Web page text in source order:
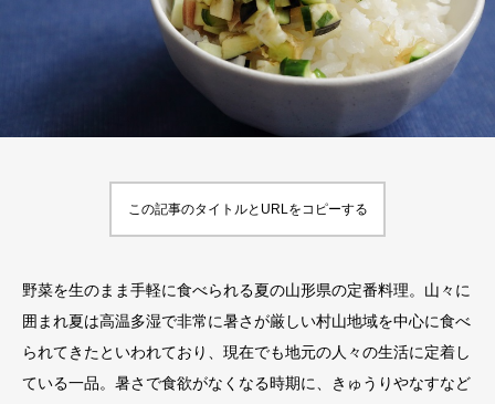
この記事のタイトルとURLをコピーする
野菜を生のまま手軽に食べられる夏の山形県の定番料理。山々に
囲まれ夏は高温多湿で非常に暑さが厳しい村山地域を中心に食べ
られてきたといわれており、現在でも地元の人々の生活に定着し
ている一品。暑さで食欲がなくなる時期に、きゅうりやなすなど